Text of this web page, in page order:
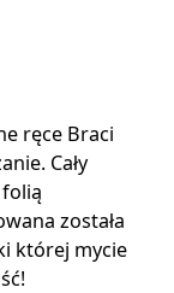
ręce Braci
Cały
została
której mycie